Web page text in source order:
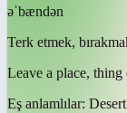
əˈbændən
Terk etmek,
Leave a place,
Eş anlamlılar: Desert